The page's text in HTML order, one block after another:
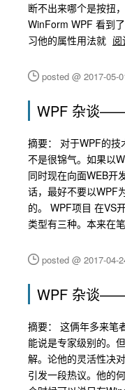
断不出来哪个是按扭
WinForm WPF 看到
习他的属性用法就
posted @ 2017-05-
WPF 杂谈
摘要： 对于WPF的
不是很锦气。如果以
同时现在向面WEB开
话，最好不要以WPF
的。 WPF项目 在VS
类型有三种。本来在
posted @ 2017-04-
WPF 杂谈
摘要： 这俩年多来笔
能说是专家级别的。
解。论他的灵活性决
引发一段热议。他的